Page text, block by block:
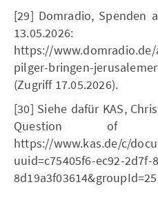
[29] Domradio, Spenden
13.05.2026:
https://
pilger-bringen-
(Zugriff 17.05.2026).
[30] Siehe dafür KAS,
Question of
https://www.kas.de/c/
uuid=c75405f6-ec92-2d7f-